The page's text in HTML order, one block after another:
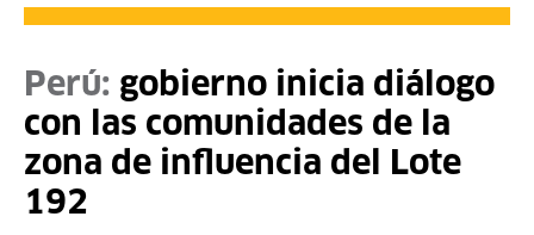
Perú: gobierno inicia diálogo
con las comunidades de la
zona de influencia del Lote
192